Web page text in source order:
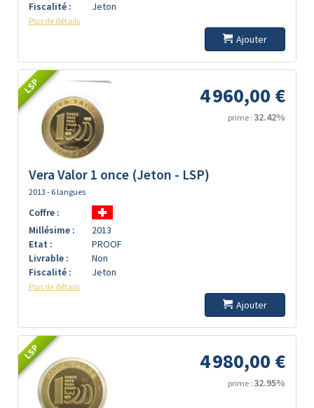
Fiscalité :
Jeton
Plus de détails
Ajouter
LSP 4 960,00 €
prime : 32.42%
Vera Valor 1 once (Jeton - LSP)
2013 - 6 langues
Coffre :
Millésime :
2013
Etat :
PROOF
Livrable :
Non
Fiscalité :
Jeton
Plus de détails
Ajouter
LSP 4 980,00 €
prime : 32.95%